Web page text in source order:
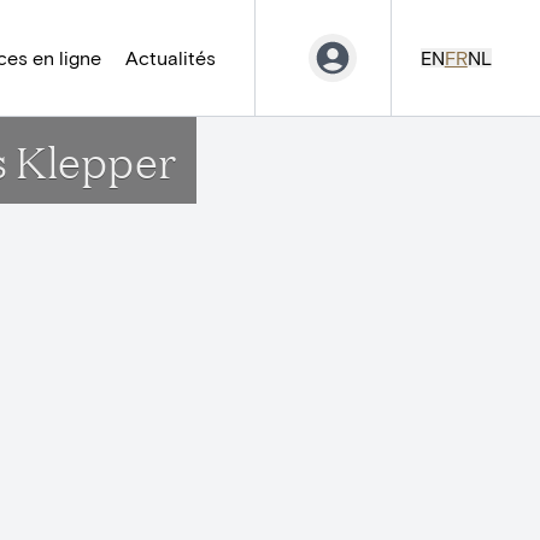
en ligne Actualités ENFRNL
Klepper